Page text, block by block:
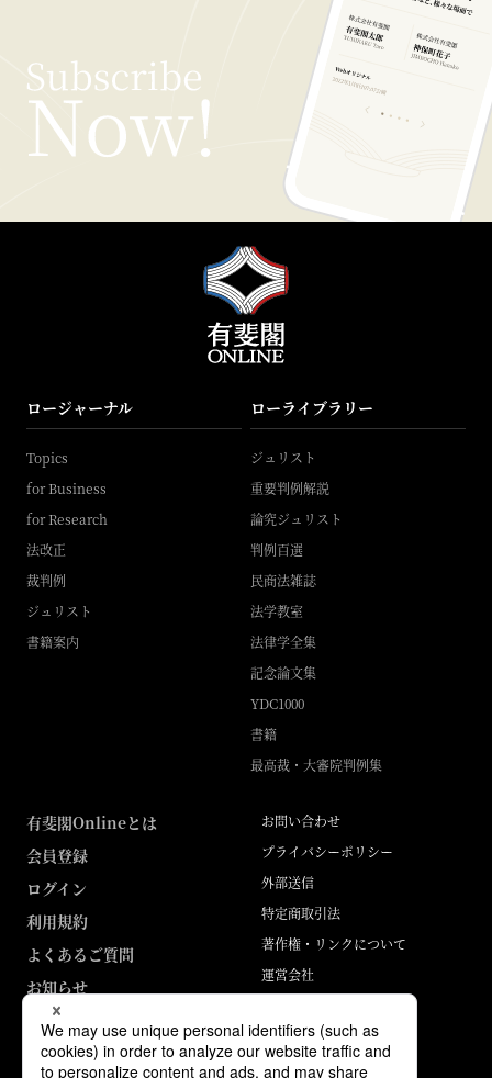
ロージャーナル
Topics
for Business
for Research
法改正
裁判例
ジュリスト
書籍案内
ローライブラリー
ジュリスト
重要判例解説
論究ジュリスト
判例百選
民商法雑誌
法学教室
法律学全集
記念論文集
YDC1000
書籍
最高裁・大審院判例集
有斐閣Onlineとは
会員登録
ログイン
利用規約
よくあるご質問
お知らせ
お問い合わせ
プライバシーポリシー
外部送信
特定商取引法
著作権・リンクについて
運営会社